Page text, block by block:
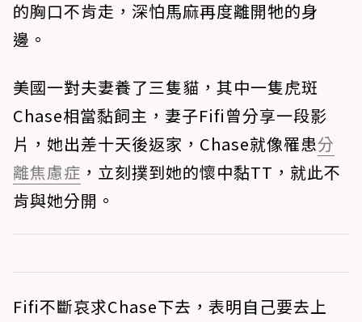
的胸口不肯走，深怕馬麻再度離開牠的身
邊。
美國一對夫妻養了三隻貓，其中一隻虎斑
Chase相當黏飼主，妻子Fifi曾分享一段影
片，她出差十天後返家，Chase就像罹患分
離焦慮症 ，立刻撲到她的懷中黏TT，就此不
肯與她分開。
Fifi不斷哀求Chase下去，表明自己要去上